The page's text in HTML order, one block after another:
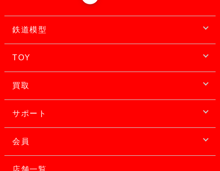
鉄道模型
TOY
買取
サポート
会員
店舗一覧